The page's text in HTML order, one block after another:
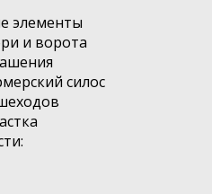
элементы
и ворота
силос